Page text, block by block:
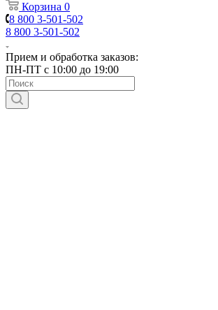
Корзина 0
8 800 3-501-502
8 800 3-501-502
Прием и обработка заказов:
ПН-ПТ с 10:00 до 19:00